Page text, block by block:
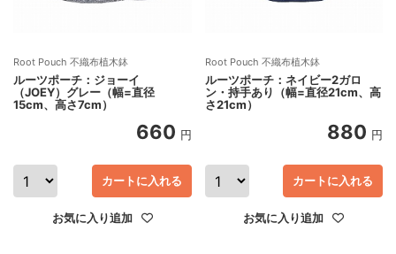
Root Pouch 不織布植木鉢
ルーツポーチ：ジョーイ
（JOEY）グレー（幅=直径
15cm、高さ7cm）
660 円
カートに入れる
お気に入り追加
Root Pouch 不織布植木鉢
ルーツポーチ：ネイビー2ガロ
ン・持手あり（幅=直径21cm、高
さ21cm）
880 円
カートに入れる
お気に入り追加